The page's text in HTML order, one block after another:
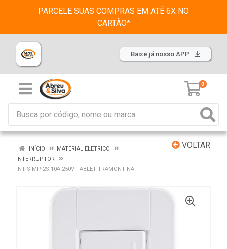
PARCELE SUAS COMPRAS EM ATÉ 6X NO
CARTÃO*
Baixe já nosso APP
0
VOLTAR
INÍCIO
MATERIAL ELETRICO
INTERRUPTOR
INT SIMP 2S 10A 250V TABLET TRAMONTINA